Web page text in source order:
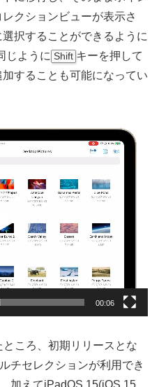
クションビューが表示さ
択することができるように
じように Shift キーを押して
することも可能になってい
00:06
ころ、初期リリースとな
チセレクションが利用でき